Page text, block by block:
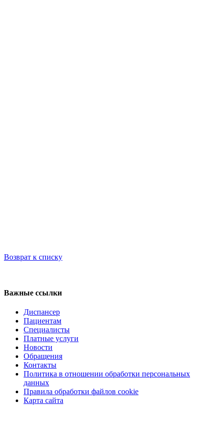
Возврат к списку
Важные ссылки
Диспансер
Пациентам
Специалисты
Платные услуги
Новости
Обращения
Контакты
Политика в отношении обработки персональных
данных
Правила обработки файлов cookie
Карта сайта